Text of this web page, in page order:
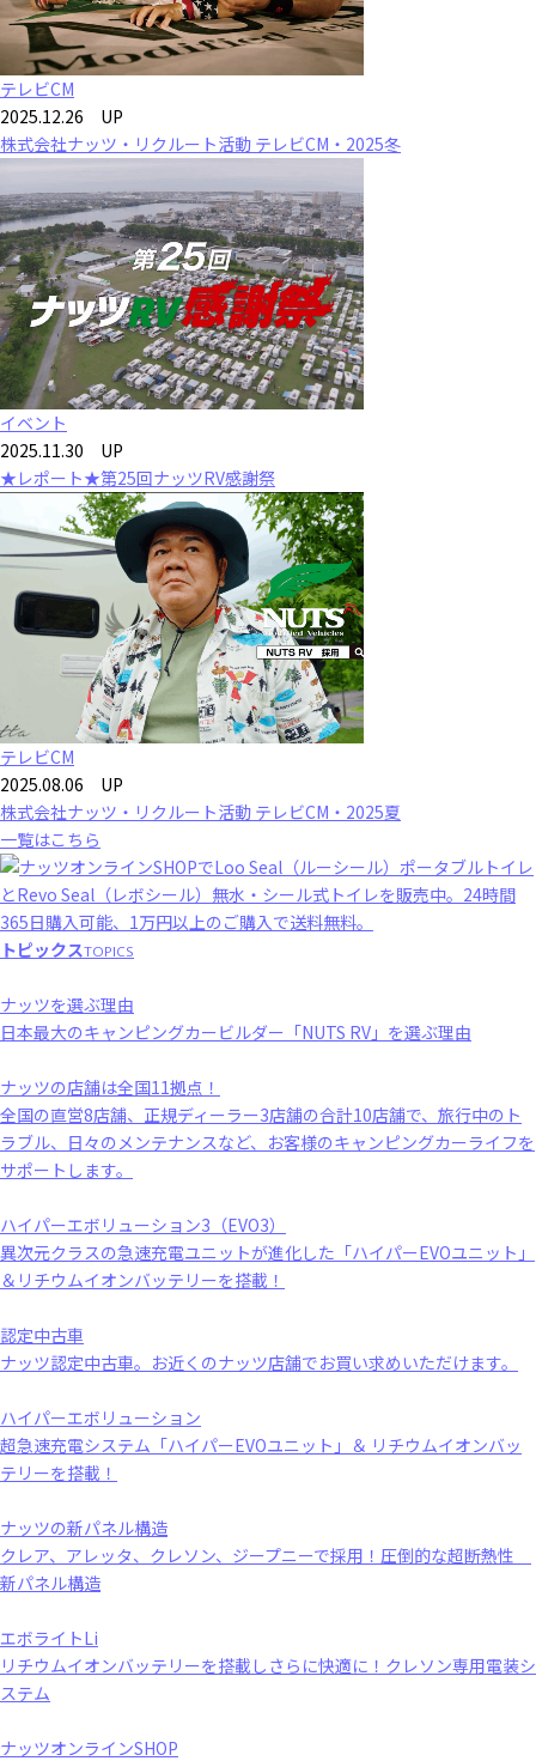
テレビCM
2025.12.26 UP
株式会社ナッツ・リクルート活動 テレビCM・2025冬
イベント
2025.11.30 UP
★レポート★第25回ナッツRV感謝祭
テレビCM
2025.08.06 UP
株式会社ナッツ・リクルート活動 テレビCM・2025夏
一覧はこちら
トピックスTOPICS
ナッツを選ぶ理由
日本最大のキャンピングカービルダー「NUTS RV」を選ぶ理由
ナッツの店舗は全国11拠点！
全国の直営8店舗、正規ディーラー3店舗の合計10店舗で、旅行中のト
ラブル、日々のメンテナンスなど、お客様のキャンピングカーライフを
サポートします。
ハイパーエボリューション3（EVO3）
異次元クラスの急速充電ユニットが進化した「ハイパーEVOユニット」
＆リチウムイオンバッテリーを搭載！
認定中古車
ナッツ認定中古車。お近くのナッツ店舗でお買い求めいただけます。
ハイパーエボリューション
超急速充電システム「ハイパーEVOユニット」＆ リチウムイオンバッ
テリーを搭載！
ナッツの新パネル構造
クレア、アレッタ、クレソン、ジープニーで採用！圧倒的な超断熱性
新パネル構造
エボライトLi
リチウムイオンバッテリーを搭載しさらに快適に！クレソン専用電装シ
ステム
ナッツオンラインSHOP